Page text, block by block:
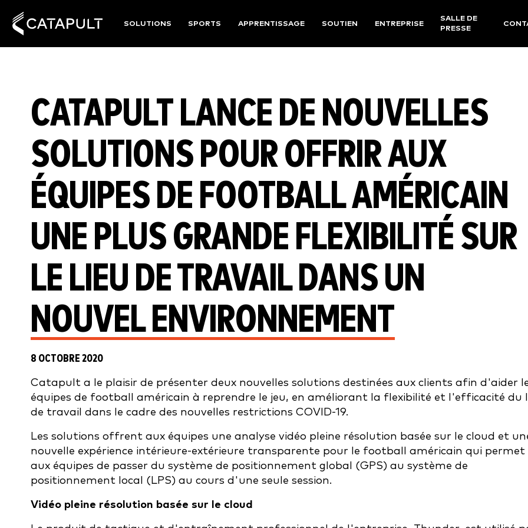
SOLUTIONS SPORTS APPRENTISSAGE SOUTIEN ENTREPRISE
SALLE DE
PRESSE
CATAPULT LANCE DE NOUVELLES
SOLUTIONS POUR OFFRIR AUX
ÉQUIPES DE FOOTBALL AMÉRICAIN
UNE PLUS GRANDE FLEXIBILITÉ SUR
LE LIEU DE TRAVAIL DANS UN
NOUVEL ENVIRONNEMENT
8 OCTOBRE 2020
Catapult a le plaisir de présenter deux nouvelles solutions destinées aux clients afin d'aider
équipes de football américain à reprendre le jeu, en améliorant la flexibilité et l'efficacité du
de travail dans le cadre des nouvelles restrictions COVID-19.
Les solutions offrent aux équipes une analyse vidéo pleine résolution basée sur le cloud et
nouvelle expérience intérieure-extérieure transparente pour le football américain qui permet
aux équipes de passer du système de positionnement global (GPS) au système de
positionnement local (LPS) au cours d'une seule session.
Vidéo pleine résolution basée sur le cloud